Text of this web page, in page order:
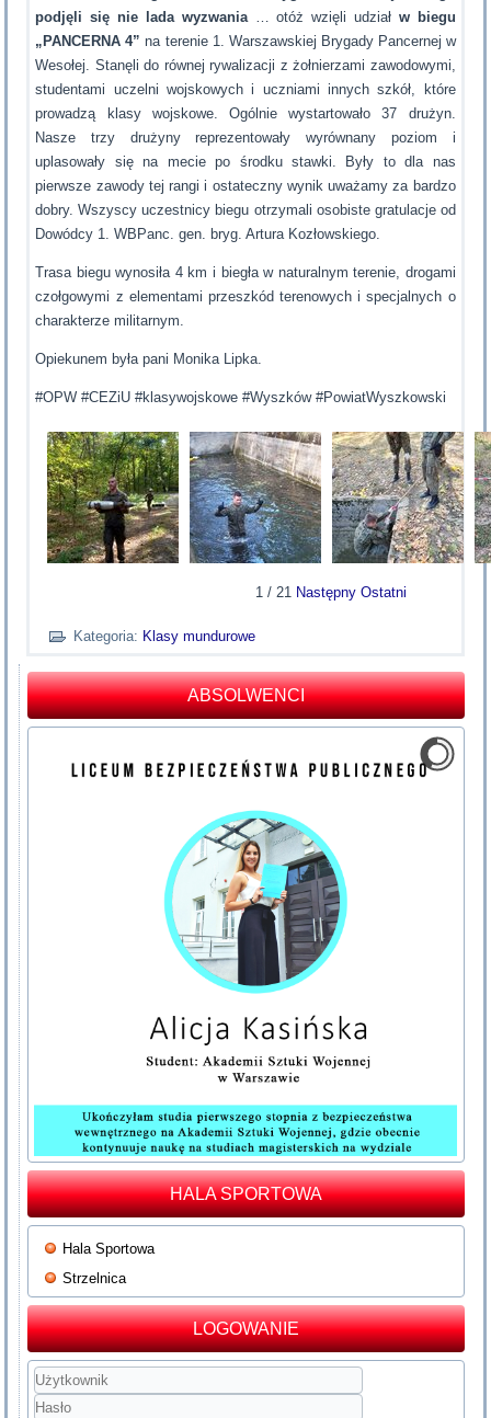
podjęli się nie lada wyzwania… otóż wzięli udział w biegu
„PANCERNA 4” na terenie 1. Warszawskiej Brygady Pancernej w
Wesołej. Stanęli do równej rywalizacji z żołnierzami zawodowymi,
studentami uczelni wojskowych i uczniami innych szkół, które
prowadzą klasy wojskowe. Ogólnie wystartowało 37 drużyn.
Nasze trzy drużyny reprezentowały wyrównany poziom i
uplasowały się na mecie po środku stawki. Były to dla nas
pierwsze zawody tej rangi i ostateczny wynik uważamy za bardzo
dobry. Wszyscy uczestnicy biegu otrzymali osobiste gratulacje od
Dowódcy 1. WBPanc. gen. bryg. Artura Kozłowskiego.
Trasa biegu wynosiła 4 km i biegła w naturalnym terenie, drogami
czołgowymi z elementami przeszkód terenowych i specjalnych o
charakterze militarnym.
Opiekunem była pani Monika Lipka.
#OPW #CEZiU #klasywojskowe #Wyszków #PowiatWyszkowski
1 /21 Następny Ostatni
Kategoria: Klasy mundurowe
ABSOLWENCI
HALA SPORTOWA
Hala Sportowa
Strzelnica
LOGOWANIE
Użytkownik